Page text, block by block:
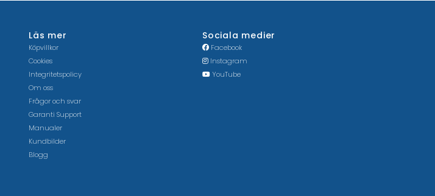
Läs mer
Köpvillkor
Cookies
Integritetspolicy
Om oss
Frågor och svar
Garanti Support
Manualer
Kundbilder
Blogg
Sociala medier
Facebook
Instagram
YouTube